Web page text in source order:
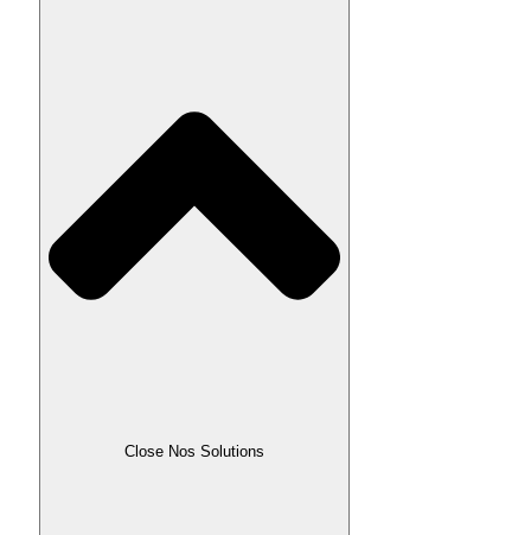
Close Nos Solutions